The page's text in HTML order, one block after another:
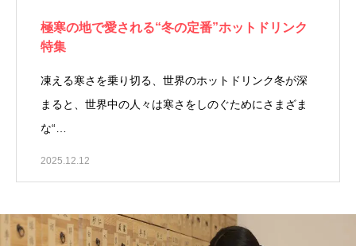
極寒の地で愛される“冬の定番”ホットドリンク
特集
凍える寒さを乗り切る、世界のホットドリンク冬が深
まると、世界中の人々は寒さをしのぐためにさまざま
な“…
2025.12.12